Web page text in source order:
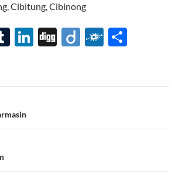
Cibitung, Cibinong
T
bl
r
Li
e
n
Di Di F
d e